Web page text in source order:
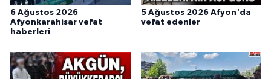
6 Ağustos 2026
Afyonkarahisar vefat
haberleri
5 Ağustos 2026 Afyon'da
vefat edenler